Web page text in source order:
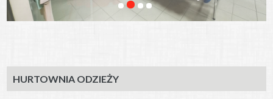
HURTOWNIA ODZIEŻY